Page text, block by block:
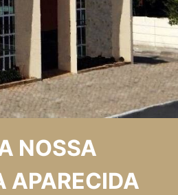
NOSSA
APARECIDA